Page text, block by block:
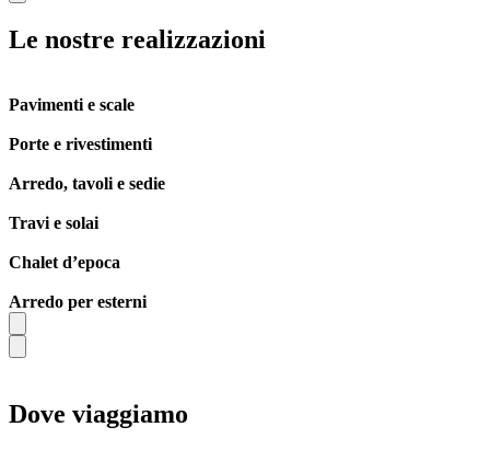
Le nostre realizzazioni
Pavimenti e scale
Porte e rivestimenti
Arredo, tavoli e sedie
Travi e solai
Chalet d’epoca
Arredo per esterni
Dove viaggiamo